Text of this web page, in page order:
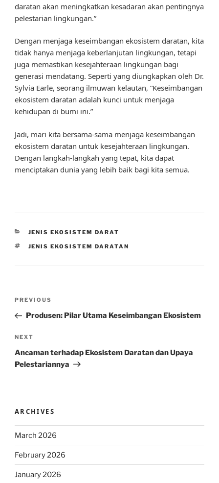
daratan akan meningkatkan kesadaran akan pentingnya
pelestarian lingkungan.”
Dengan menjaga keseimbangan ekosistem daratan, kita
tidak hanya menjaga keberlanjutan lingkungan, tetapi
juga memastikan kesejahteraan lingkungan bagi
generasi mendatang. Seperti yang diungkapkan oleh Dr.
Sylvia Earle, seorang ilmuwan kelautan, “Keseimbangan
ekosistem daratan adalah kunci untuk menjaga
kehidupan di bumi ini.”
Jadi, mari kita bersama-sama menjaga keseimbangan
ekosistem daratan untuk kesejahteraan lingkungan.
Dengan langkah-langkah yang tepat, kita dapat
menciptakan dunia yang lebih baik bagi kita semua.
CATEGORIES
JENIS EKOSISTEM DARAT
TAGS
JENIS EKOSISTEM DARATAN
Previous
Post
PREVIOUS
Produsen: Pilar Utama Keseimbangan Ekosistem
Next
Post
NEXT
Ancaman terhadap Ekosistem Daratan dan Upaya
Pelestariannya
ARCHIVES
March 2026
February 2026
January 2026